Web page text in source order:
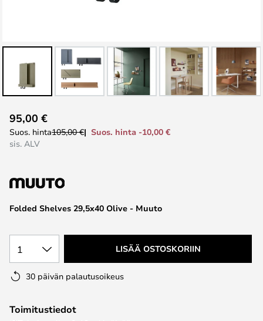
to
the
the
gallery
Folded Shelves 29,5x40 Olive - Muuto
95,00 €
Suos. hinta105,00 €
Suos. hinta -10,00 €
sis. ALV
1 LISÄÄ OSTOSKORIIN
30 päivän palautusoikeus
Toimitustiedot